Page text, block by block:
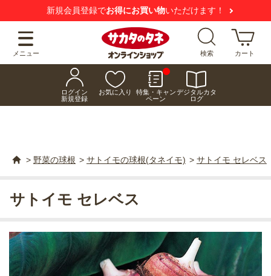
新規会員登録でお得にお買い物いただけます！
メニュー 検索 カート
ログイン
新規登録
お気に入り
特集・キャン
ペーン
デジタルカタ
ログ
> 野菜の球根 > サトイモの球根(タネイモ) > サトイモ セレベス
サトイモ セレベス